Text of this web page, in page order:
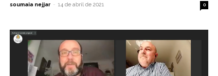
soumaia nejjar - 14 de abril de 2021 0